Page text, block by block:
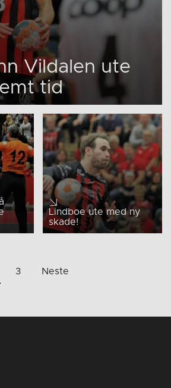
Vildalen ute
tid
Lindboe ute med ny
skade!
3 Neste